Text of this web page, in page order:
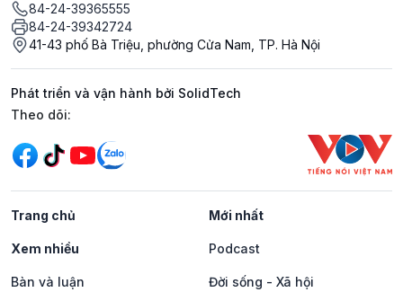
84-24-39365555
84-24-39342724
41-43 phố Bà Triệu, phường Cửa Nam, TP. Hà Nội
Phát triển và vận hành bởi SolidTech
Mạng xã hội
Theo dõi:
Trang chủ Mới nhất
Xem nhiều Podcast
Bàn và luận Đời sống - Xã hội